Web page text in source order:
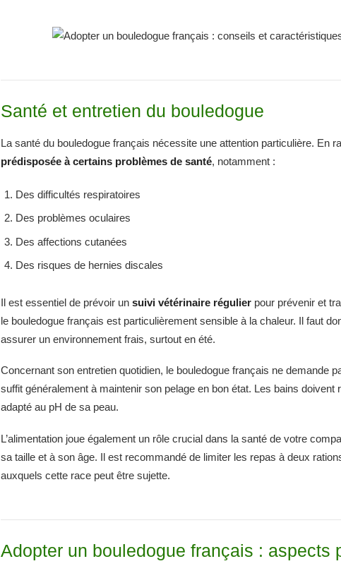
Santé et entretien du bouledogue
La santé du bouledogue français nécessite une attention particulière. En
prédisposée à certains problèmes de santé, notamment :
Des difficultés respiratoires
Des problèmes oculaires
Des affections cutanées
Des risques de hernies discales
Il est essentiel de prévoir un suivi vétérinaire régulierpour prévenir et
le bouledogue français est particulièrement sensible à la chaleur. Il faut
assurer un environnement frais, surtout en été.
Concernant son entretien quotidien, le bouledogue français ne demande
suffit généralement à maintenir son pelage en bon état. Les bains
adapté au pH de sa peau.
L’alimentation joue également un rôle crucial dans la santé de votre
sa taille et à son âge. Il est recommandé de limiter les repas à deux
auxquels cette race peut être sujette.
Adopter un bouledogue français : aspects